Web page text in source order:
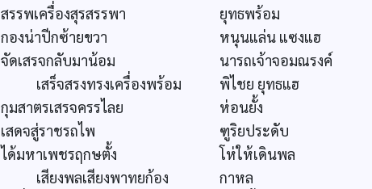
สรรพเครื่องสุรสรรพา
ยุทธพร้อม
กองน่าปีกซ้ายขวา
หนุนแล่น แซงแฮ
จัดเสรจกลับมาน้อม
นารถเจ้าจอมณรงค์
เสร็จสรงทรงเครื่องพร้อม
พิไชย ยุทธแฮ
กุมสาตรเสรจครรไลย
ห่อนยั้ง
เสดจสู่ราชรถไพ
ฑูริยประดับ
ได้มหาเพชรฤกษตั้ง
โห่ให้เดินพล
เสียงพลเสียงพาทยก้อง
กาหล